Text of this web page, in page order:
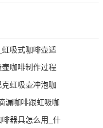
吸式咖啡壶适
咖啡制作过程
虹吸壶冲泡咖
漏咖啡跟虹吸咖
器具怎么用_什